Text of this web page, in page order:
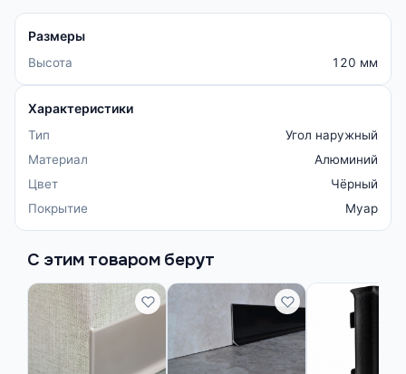
Размеры
Высота 120 мм
Характеристики
Тип
Угол наружный
Материал
Алюминий
Цвет
Чёрный
Покрытие
Муар
С этим товаром берут